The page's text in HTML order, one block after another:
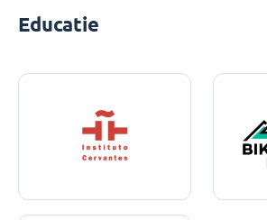
Educatie